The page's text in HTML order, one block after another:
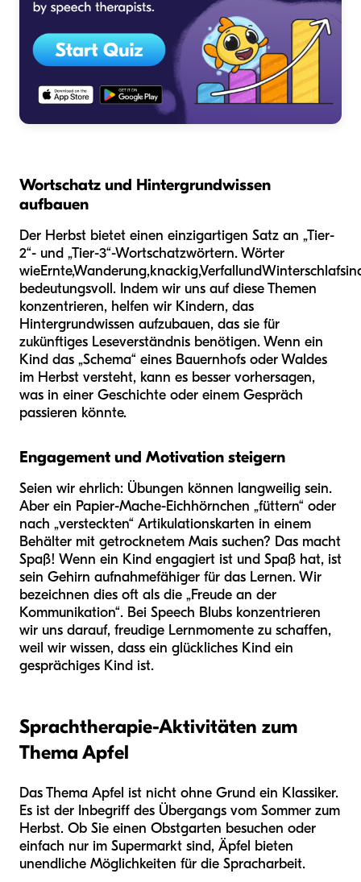
Wortschatz und Hintergrundwissen
aufbauen
Der Herbst bietet einen einzigartigen Satz an „Tier-
2“- und „Tier-3“-Wortschatzwörtern. Wörter
wieErnte,Wanderung,knackig,Verfall undWinterschlaf
bedeutungsvoll. Indem wir uns auf diese Themen
konzentrieren, helfen wir Kindern, das
Hintergrundwissen aufzubauen, das sie für
zukünftiges Leseverständnis benötigen. Wenn ein
Kind das „Schema“ eines Bauernhofs oder Waldes
im Herbst versteht, kann es besser vorhersagen,
was in einer Geschichte oder einem Gespräch
passieren könnte.
Engagement und Motivation steigern
Seien wir ehrlich: Übungen können langweilig sein.
Aber ein Papier-Mache-Eichhörnchen „füttern“ oder
nach „versteckten“ Artikulationskarten in einem
Behälter mit getrocknetem Mais suchen? Das macht
Spaß! Wenn ein Kind engagiert ist und Spaß hat, ist
sein Gehirn aufnahmefähiger für das Lernen. Wir
bezeichnen dies oft als die „Freude an der
Kommunikation“. Bei Speech Blubs konzentrieren
wir uns darauf, freudige Lernmomente zu schaffen,
weil wir wissen, dass ein glückliches Kind ein
gesprächiges Kind ist.
Sprachtherapie-Aktivitäten zum
Thema Apfel
Das Thema Apfel ist nicht ohne Grund ein Klassiker.
Es ist der Inbegriff des Übergangs vom Sommer zum
Herbst. Ob Sie einen Obstgarten besuchen oder
einfach nur im Supermarkt sind, Äpfel bieten
unendliche Möglichkeiten für die Spracharbeit.